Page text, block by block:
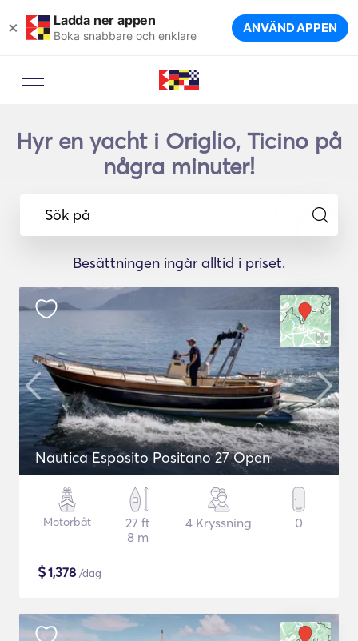
× Ladda ner appen
Boka snabbare och enklare ANVÄND APPEN
Hyr en yacht i Origlio, Ticino på
några minuter!
Sök på
Besättningen ingår alltid i priset.
Nautica Esposito Positano 27 Open
Motorbåt
27 ft
8 m
4 Kryssning 0
$1,378 /dag